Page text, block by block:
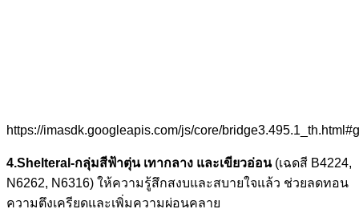
https://imasdk.googleapis.com/js/core/
4.Shelteral-กลุ่มสีฟ้าตุ่น เทากลาง และเขียวอ่อน(เฉดสี B4224,
N6262, N6316) ให้ความรู้สึกสงบและสบายใจแล้ว ช่วยลดทอน
ความตึงเครียดและเพิ่มความผ่อนคลาย